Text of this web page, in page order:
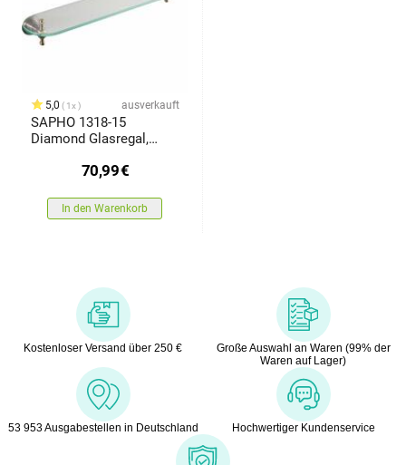
5,0 1x ausverkauft
SAPHO 1318-15
Diamond Glasregal,
70,99€
In den Warenkorb
Kostenloser Versand über 250 €
Große Auswahl an Waren (99% der
Waren auf Lager)
53 953 Ausgabestellen in Deutschland Hochwertiger Kundenservice